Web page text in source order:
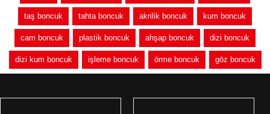
taş boncuk tahta boncuk akrilik boncuk kum boncuk
cam boncuk plastik boncuk ahşap boncuk dizi boncuk
dizi kum boncuk işleme boncuk örme boncuk göz boncuk